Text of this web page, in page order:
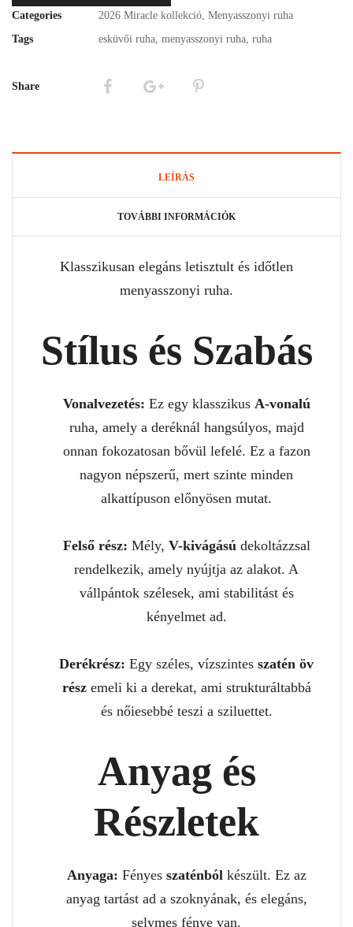
Categories 2026 Miracle kollekció Menyasszonyi ruha
Tags
esküvői ruha menyasszonyi ruha ruha
Share
LEÍRÁS
TOVÁBBI INFORMÁCIÓK
Klasszikusan elegáns letisztult és időtlen
menyasszonyi ruha.
Stílus és Szabás
Vonalvezetés: Ez egy klasszikus A-vonalú
ruha, amely a deréknál hangsúlyos, majd
onnan fokozatosan bővül lefelé. Ez a fazon
nagyon népszerű, mert szinte minden
alkattípuson előnyösen mutat.
Felső rész: Mély, V-kivágású dekoltázzsal
rendelkezik, amely nyújtja az alakot. A
vállpántok szélesek, ami stabilitást és
kényelmet ad.
Derékrész: Egy széles, vízszintes szatén öv
részemeli ki a derekat, ami strukturáltabbá
és nőiesebbé teszi a sziluettet.
Anyag és
Részletek
Anyaga: Fényes szaténból készült. Ez az
anyag tartást ad a szoknyának, és elegáns,
selymes fénye van.